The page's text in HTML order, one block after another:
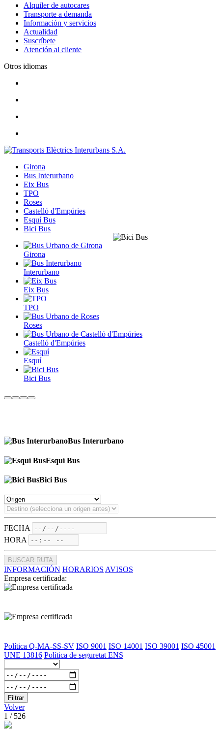
Alquiler de autocares
Transporte a demanda
Información y servicios
Actualidad
Suscríbete
Atención al cliente
Otros idiomas
Girona
Bus Interurbano
Eix Bus
TPO
Roses
Castelló d'Empúries
Esquí Bus
Bici Bus
Girona
Interurbano
Eix Bus
TPO
Roses
Castelló d'Empúries
Esquí
Bici Bus
Bus Interurbano
Esquí Bus
Bici Bus
FECHA
HORA
BUSCAR RUTA
INFORMACIÓN HORARIOS AVISOS
Empresa certificada:
Política Q-MA-SS-SV ISO 9001 ISO 14001 ISO 39001 ISO 45001
UNE 13816 Política de seguretat ENS
Filtrar
Volver
1 / 526